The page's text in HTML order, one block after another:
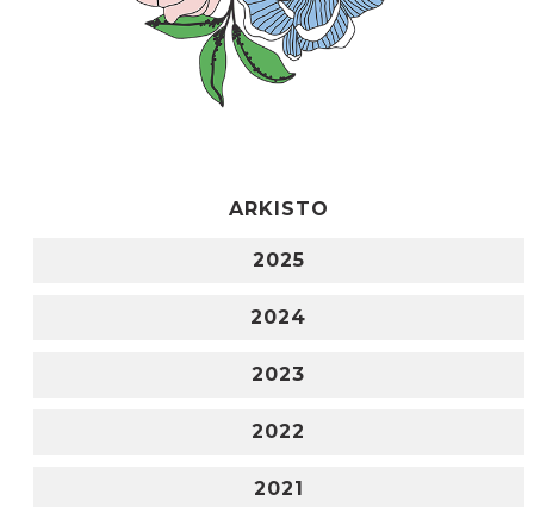
ARKISTO
2025
2024
2023
2022
2021